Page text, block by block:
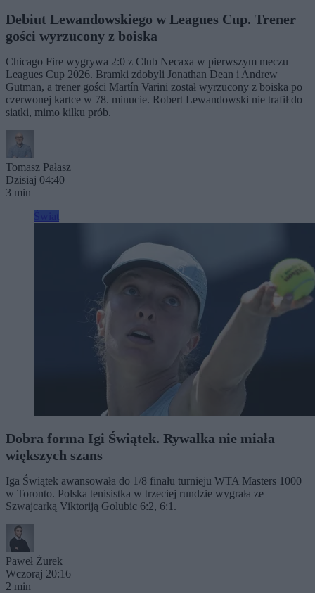
Debiut Lewandowskiego w Leagues Cup. Trener
gości wyrzucony z boiska
Chicago Fire wygrywa 2:0 z Club Necaxa w pierwszym meczu
Leagues Cup 2026. Bramki zdobyli Jonathan Dean i Andrew
Gutman, a trener gości Martín Varini został wyrzucony z boiska po
czerwonej kartce w 78. minucie. Robert Lewandowski nie trafił do
siatki, mimo kilku prób.
Tomasz Pałasz
Dzisiaj 04:40
3 min
Dobra forma Igi Świątek. Rywalka nie miała
większych szans
Iga Świątek awansowała do 1/8 finału turnieju WTA Masters 1000
w Toronto. Polska tenisistka w trzeciej rundzie wygrała ze
Szwajcarką Viktoriją Golubic 6:2, 6:1.
Paweł Żurek
Wczoraj 20:16
2 min